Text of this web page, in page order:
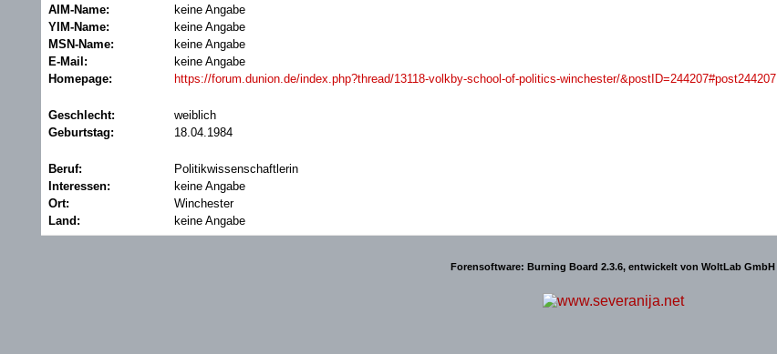
AIM-Name:
keine Angabe
YIM-Name:
keine Angabe
MSN-Name:
keine Angabe
E-Mail:
keine Angabe
Homepage:
https://forum.dunion.de/index.php?thread/13118-volkby-school-of-politics-winchester/&postID=244207#post244207
Geschlecht:
weiblich
Geburtstag:
18.04.1984
Beruf:
Politikwissenschaftlerin
Interessen:
keine Angabe
Ort:
Winchester
Land:
keine Angabe
Forensoftware: Burning Board 2.3.6, entwickelt von WoltLab GmbH